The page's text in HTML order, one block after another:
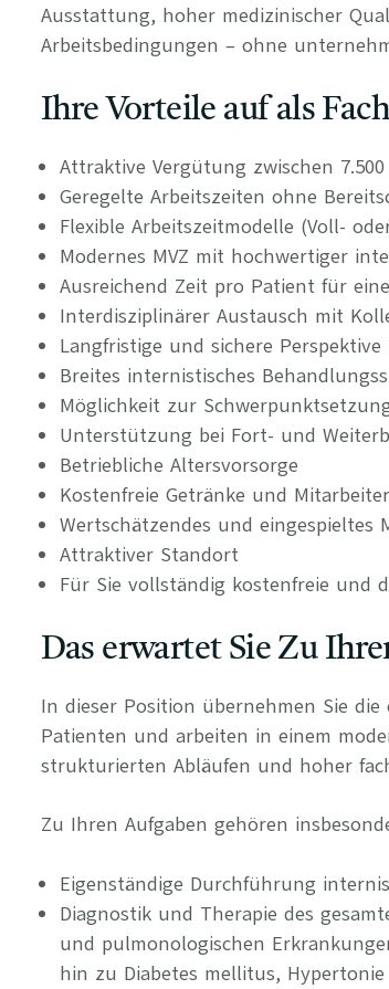
Ausstattung, hoher medizinischer
Arbeitsbedingungen – ohne
Ihre Vorteile auf als
Attraktive Vergütung zwischen
Geregelte Arbeitszeiten ohne
Flexible Arbeitszeitmodelle (Voll-
Modernes MVZ mit hochwertiger
Ausreichend Zeit pro Patient für
Interdisziplinärer Austausch mit
Langfristige und sichere
Breites internistisches
Möglichkeit zur
Unterstützung bei Fort- und
Betriebliche Altersvorsorge
Kostenfreie Getränke und
Wertschätzendes und eingespieltes
Attraktiver Standort
Für Sie vollständig kostenfreie und
Das erwartet Sie Zu
In dieser Position übernehmen Sie
Patienten und arbeiten in einem
strukturierten Abläufen und hoher
Zu Ihren Aufgaben gehören
Eigenständige Durchführung
Diagnostik und Therapie des
und pulmonologischen
hin zu Diabetes mellitus,